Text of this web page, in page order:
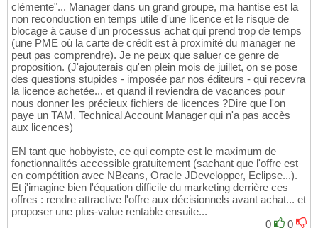
clémente"... Manager dans un grand groupe, ma hantise est la
non reconduction en temps utile d'une licence et le risque de
blocage à cause d'un processus achat qui prend trop de temps
(une PME où la carte de crédit est à proximité du manager ne
peut pas comprendre). Je ne peux que saluer ce genre de
proposition. (J'ajouterais qu'en plein mois de juillet, on se pose
des questions stupides - imposée par nos éditeurs - qui recevra
la licence achetée... et quand il reviendra de vacances pour
nous donner les précieux fichiers de licences ?Dire que l'on
paye un TAM, Technical Account Manager qui n'a pas accès
aux licences)
EN tant que hobbyiste, ce qui compte est le maximum de
fonctionnalités accessible gratuitement (sachant que l'offre est
en compétition avec NBeans, Oracle JDevelopper, Eclipse...).
Et j'imagine bien l'équation difficile du marketing derrière ces
offres : rendre attractive l'offre aux décisionnels avant achat... et
proposer une plus-value rentable ensuite...
0
0